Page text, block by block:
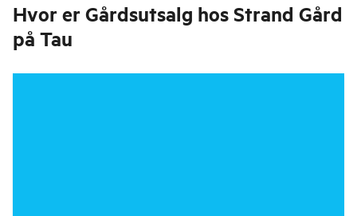
Hvor er Gårdsutsalg hos Strand Gård
på Tau